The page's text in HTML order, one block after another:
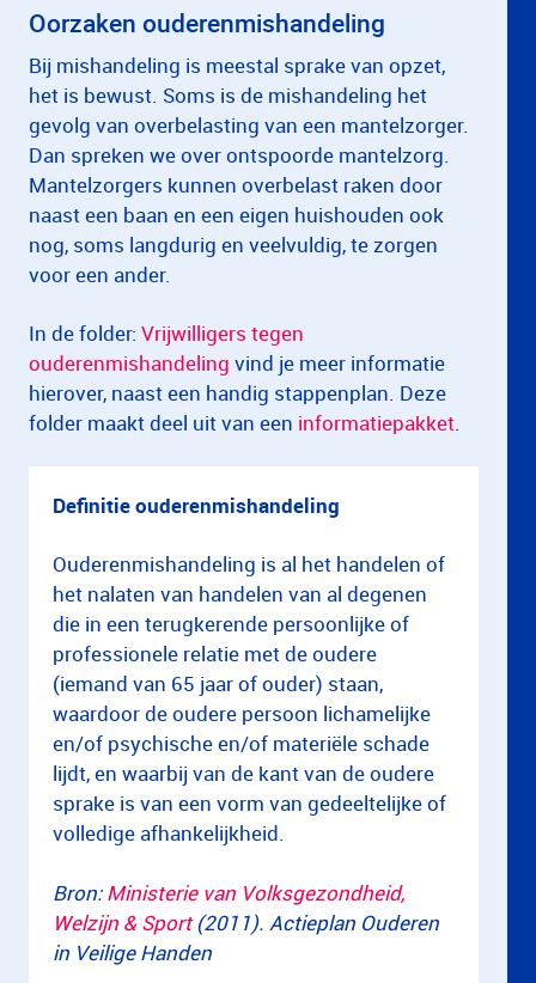
Oorzaken ouderenmishandeling
Bij mishandeling is meestal sprake van opzet,
het is bewust. Soms is de mishandeling het
gevolg van overbelasting van een mantelzorger.
Dan spreken we over ontspoorde mantelzorg.
Mantelzorgers kunnen overbelast raken door
naast een baan en een eigen huishouden ook
nog, soms langdurig en veelvuldig, te zorgen
voor een ander.
In de folder: Vrijwilligers tegen
ouderenmishandeling vind je meer informatie
hierover, naast een handig stappenplan. Deze
folder maakt deel uit van een informatiepakket.
Definitie ouderenmishandeling
Ouderenmishandeling is al het handelen of
het nalaten van handelen van al degenen
die in een terugkerende persoonlijke of
professionele relatie met de oudere
(iemand van 65 jaar of ouder) staan,
waardoor de oudere persoon lichamelijke
en/of psychische en/of materiële schade
lijdt, en waarbij van de kant van de oudere
sprake is van een vorm van gedeeltelijke of
volledige afhankelijkheid.
Bron:Ministerie van Volksgezondheid,
Welzijn & Sport(2011). Actieplan Ouderen
in Veilige Handen